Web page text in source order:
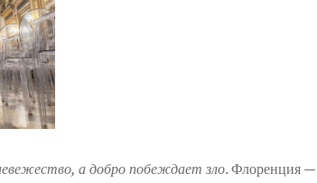
а добро побеждает зло. Флоренция —